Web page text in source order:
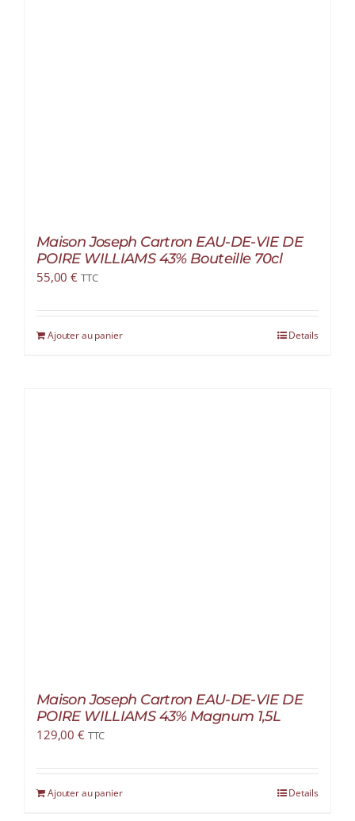
Maison Joseph Cartron EAU-DE-VIE DE
POIRE WILLIAMS 43% Bouteille 70cl
55,00€ TTC
Ajouter au panier Details
Maison Joseph Cartron EAU-DE-VIE DE
POIRE WILLIAMS 43% Magnum 1,5L
129,00 € TTC
Ajouter au panier Details